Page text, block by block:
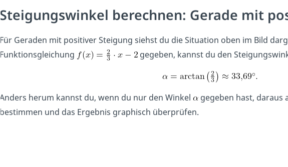
Steigungswinkel berechnen: Gerade mit
Für Geraden mit positiver Steigung siehst du die Situation oben im Bild
Funktionsgleichung
gegeben, kannst du den
Anders herum kannst du, wenn du nur den Winkel
gegeben hast, daraus
bestimmen und das Ergebnis graphisch überprüfen.